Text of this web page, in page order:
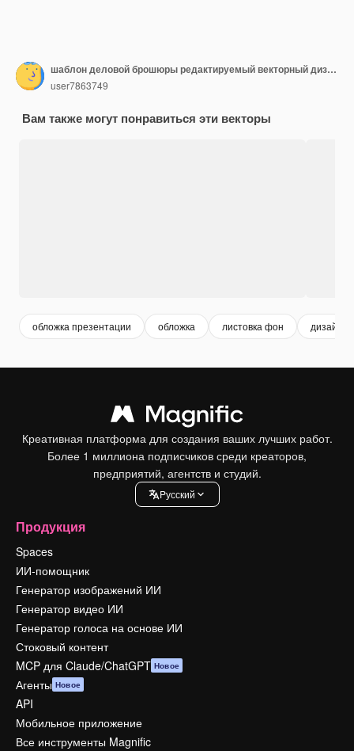
шаблон деловой брошюры редактируемый векторный дизайн
user7863749
Вам также могут понравиться эти векторы
обложка презентации обложка листовка фон дизайн
Креативная платформа для создания ваших лучших работ.
Более 1 миллиона подписчиков среди креаторов,
предприятий, агентств и студий.
Pусский
Продукция
Spaces
ИИ-помощник
Генератор изображений ИИ
Генератор видео ИИ
Генератор голоса на основе ИИ
Стоковый контент
MCP для Claude/ChatGPT Новое
Агенты Новое
API
Мобильное приложение
Все инструменты Magnific